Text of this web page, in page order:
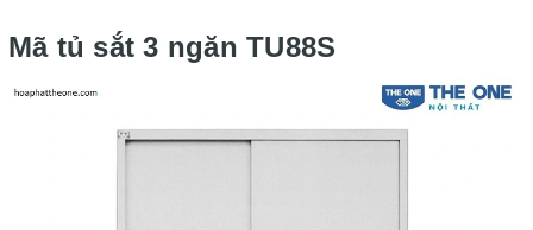
Mã tủ sắt 3 ngăn TU88S